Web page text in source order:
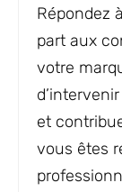
Répondez
part aux
votre
et
vous êtes